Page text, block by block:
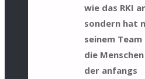
wie das RKI
sondern hat
seinem Team
die
der anfangs